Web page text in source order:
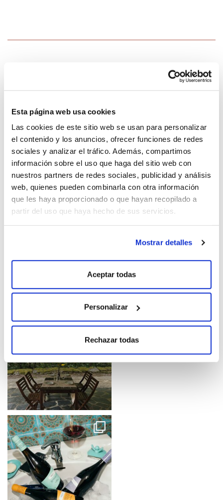
Esta página web usa cookies
Las cookies de este sitio web se usan para personalizar
el contenido y los anuncios, ofrecer funciones de redes
sociales y analizar el tráfico. Además, compartimos
información sobre el uso que haga del sitio web con
nuestros partners de redes sociales, publicidad y análisis
web, quienes pueden combinarla con otra información
que les haya proporcionado o que hayan recopilado a
partir del uso que haya hecho de sus servicios.
Mostrar detalles
Aceptar todas
Personalizar
Rechazar todas